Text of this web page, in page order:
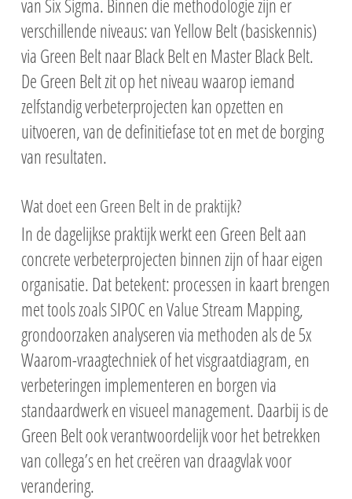
van Six Sigma. Binnen die methodologie zijn er
verschillende niveaus: van Yellow Belt (basiskennis)
via Green Belt naar Black Belt en Master Black Belt.
De Green Belt zit op het niveau waarop iemand
zelfstandig verbeterprojecten kan opzetten en
uitvoeren, van de definitiefase tot en met de borging
van resultaten.
Wat doet een Green Belt in de praktijk?
In de dagelijkse praktijk werkt een Green Belt aan
concrete verbeterprojecten binnen zijn of haar eigen
organisatie. Dat betekent: processen in kaart brengen
met tools zoals SIPOC en Value Stream Mapping,
grondoorzaken analyseren via methoden als de 5x
Waarom-vraagtechniek of het visgraatdiagram, en
verbeteringen implementeren en borgen via
standaardwerk en visueel management. Daarbij is de
Green Belt ook verantwoordelijk voor het betrekken
van collega’s en het creëren van draagvlak voor
verandering.